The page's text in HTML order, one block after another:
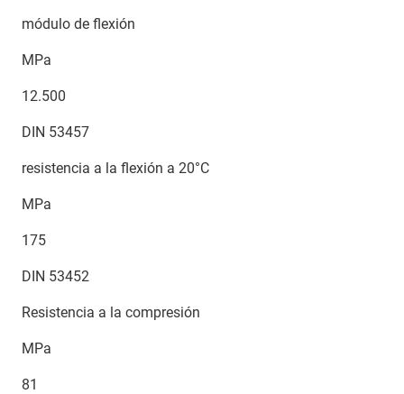
módulo de flexión
MPa
12.500
DIN 53457
resistencia a la flexión a 20°C
MPa
175
DIN 53452
Resistencia a la compresión
MPa
81